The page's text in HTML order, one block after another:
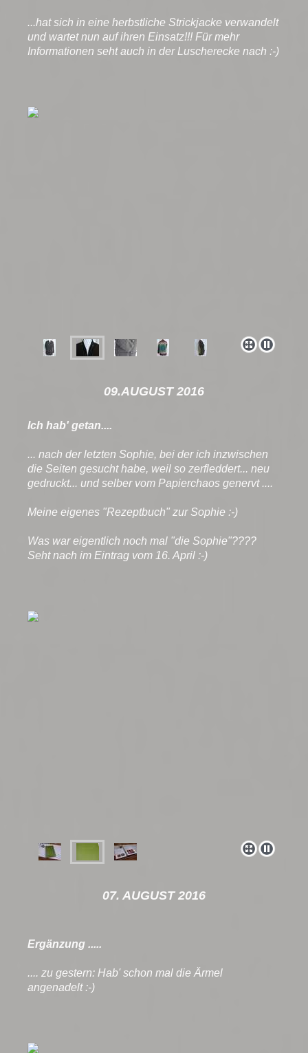
...hat sich in eine herbstliche Strickjacke verwandelt
und wartet nun auf ihren Einsatz!!! Für mehr
Informationen seht auch in der Luscherecke nach :-)
09.AUGUST 2016
Ich hab' getan....
... nach der letzten Sophie, bei der ich inzwischen
die Seiten gesucht habe, weil so zerfleddert... neu
gedruckt... und selber vom Papierchaos genervt ....
Meine eigenes "Rezeptbuch" zur Sophie :-)
Was war eigentlich noch mal "die Sophie"????
Seht nach im Eintrag vom 16. April :-)
07. AUGUST 2016
Ergänzung .....
.... zu gestern: Hab' schon mal die Ärmel
angenadelt :-)